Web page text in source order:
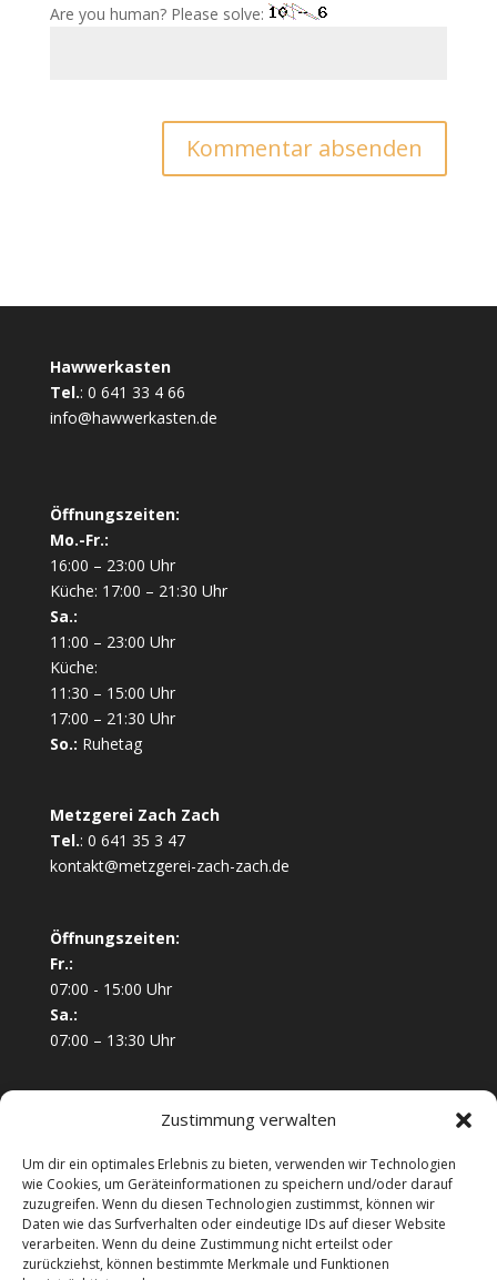
Zustimmung verwalten
Um dir ein optimales Erlebnis zu bieten, verwenden wir Technologien
wie Cookies, um Geräteinformationen zu speichern und/oder darauf
zuzugreifen. Wenn du diesen Technologien zustimmst, können wir
Daten wie das Surfverhalten oder eindeutige IDs auf dieser Website
verarbeiten. Wenn du deine Zustimmung nicht erteilst oder
zurückziehst, können bestimmte Merkmale und Funktionen
Are you human? Please solve:
Hawwerkasten
Tel.: 0 641 33 4 66
info@hawwerkasten.de
Öffnungszeiten:
Mo.-Fr.:
16:00 – 23:00 Uhr
Küche: 17:00 – 21:30 Uhr
Sa.:
11:00 – 23:00 Uhr
Küche:
11:30 – 15:00 Uhr
17:00 – 21:30 Uhr
So.: Ruhetag
Metzgerei Zach Zach
Tel.: 0 641 35 3 47
kontakt@metzgerei-zach-zach.de
Öffnungszeiten:
Fr.:
07:00 - 15:00 Uhr
Sa.:
07:00 – 13:30 Uhr
Landgraf-Phillip-Platz 9